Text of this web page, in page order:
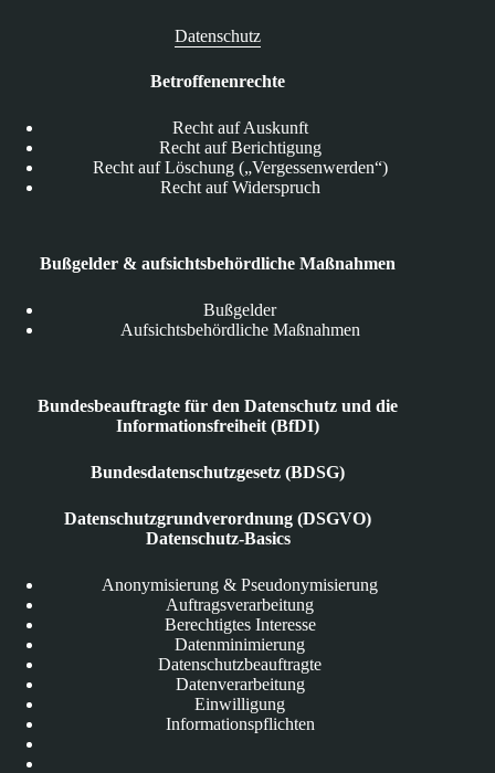
Datenschutz
Betroffenenrechte
Recht auf Auskunft
Recht auf Berichtigung
Recht auf Löschung („Vergessenwerden“)
Recht auf Widerspruch
Bußgelder & aufsichtsbehördliche Maßnahmen
Bußgelder
Aufsichtsbehördliche Maßnahmen
Bundesbeauftragte für den Datenschutz und die
Informationsfreiheit (BfDI)
Bundesdatenschutzgesetz (BDSG)
Datenschutzgrundverordnung (DSGVO)
Datenschutz-Basics
Anonymisierung & Pseudonymisierung
Auftragsverarbeitung
Berechtigtes Interesse
Datenminimierung
Datenschutzbeauftragte
Datenverarbeitung
Einwilligung
Informationspflichten